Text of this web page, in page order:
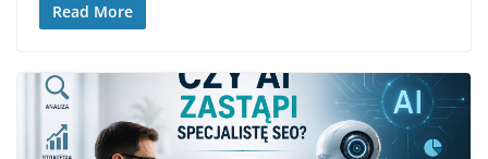
Read More